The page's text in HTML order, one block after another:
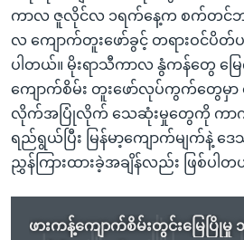
ကာလ ဇူလိုင်လ ၁ရက်နေ့က စက်တင်
လ ကျောက်တူးဖော်ခွင့် တရားဝင်ပိတ်
ပါတယ်။ မိုးရာသီကာလ နွံကန်တွေ မြေ
ကျောက်စိမ်း တူးဖော်လုပ်ကွက်တွေမှာ
လိုက်အပြုံလိုက် သေဆုံးမှုတွေကို ကာကွ
ရည်ရွယ်ပြီး မြန်မာ့ကျောက်မျက်နဲ့
ညွှန်ကြားထားခဲ့အချိန်လည်း ဖြစ်ပါတ